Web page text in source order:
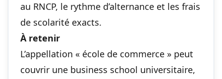
au RNCP, le rythme d’alternance et les frais
de scolarité exacts.
À retenir
L’appellation « école de commerce » peut
couvrir une business school universitaire,